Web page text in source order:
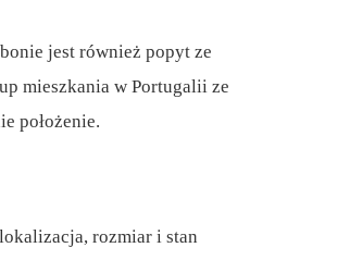
jest również popyt ze
mieszkania w Portugalii ze
położenie.
rozmiar i stan